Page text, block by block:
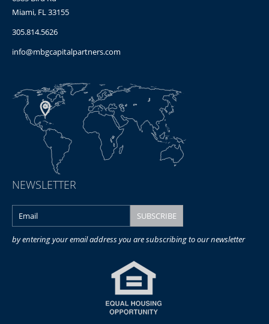
Miami, FL 33155
305.814.5626
info@mbgcapitalpartners.com
NEWSLETTER
by entering your email address you are subscribing to our newsletter